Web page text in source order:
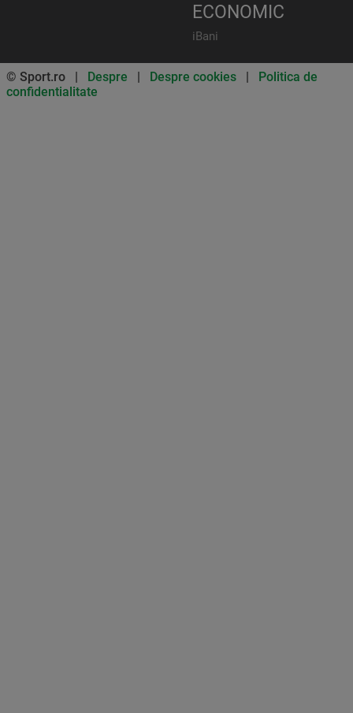
ECONOMIC
iBani
© Sport.ro | Despre | Despre cookies | Politica de
confidentialitate